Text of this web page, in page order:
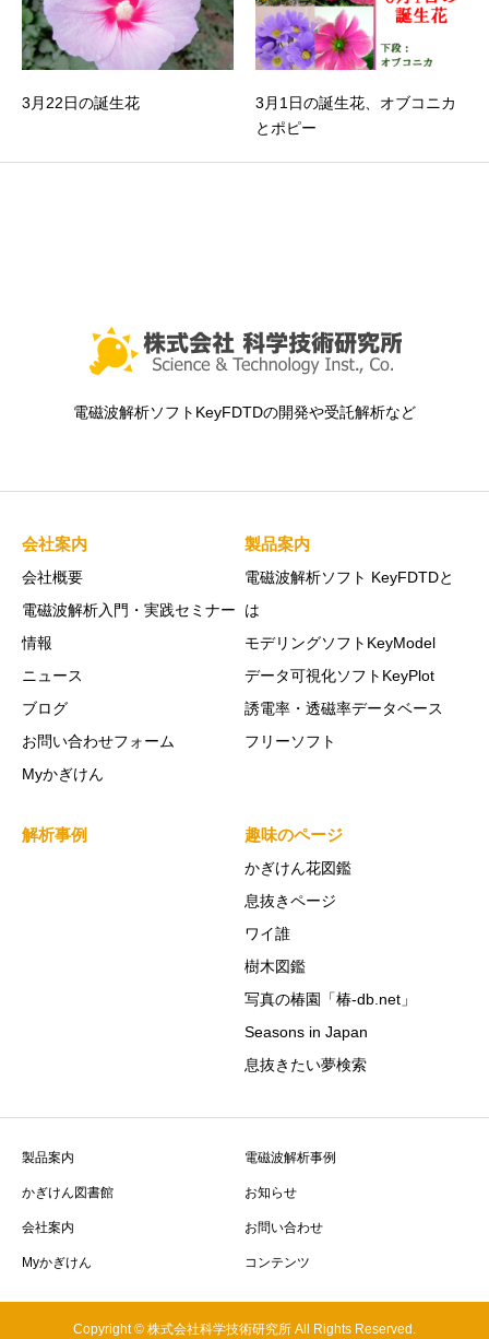
3月22日の誕生花
3月1日の誕生花、オブコニカ
とポピー
電磁波解析ソフトKeyFDTDの開発や受託解析など
会社案内
会社概要
電磁波解析入門・実践セミナー
情報
ニュース
ブログ
お問い合わせフォーム
Myかぎけん
製品案内
電磁波解析ソフト KeyFDTDと
は
モデリングソフトKeyModel
データ可視化ソフトKeyPlot
誘電率・透磁率データベース
フリーソフト
解析事例 趣味のページ
かぎけん花図鑑
息抜きページ
ワイ誰
樹木図鑑
写真の椿園「椿-db.net」
Seasons in Japan
息抜きたい夢検索
製品案内 電磁波解析事例
かぎけん図書館 お知らせ
会社案内 お問い合わせ
Myかぎけん コンテンツ
Copyright © 株式会社科学技術研究所 All Rights Reserved.